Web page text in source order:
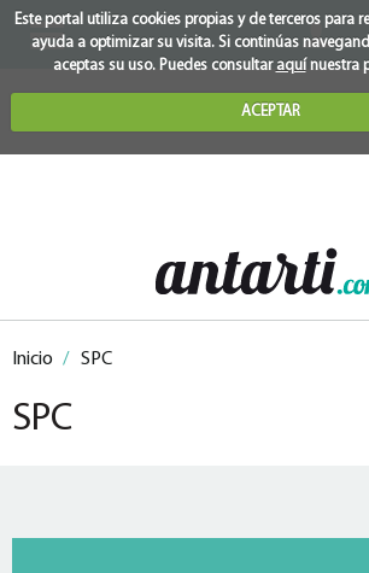
Este portal utiliza cookies propias y de terceros para
ayuda a optimizar su visita. Si continúas
aceptas su uso. Puedes consultar aquínuestra
ACEPTAR
Inicio / SPC
SPC